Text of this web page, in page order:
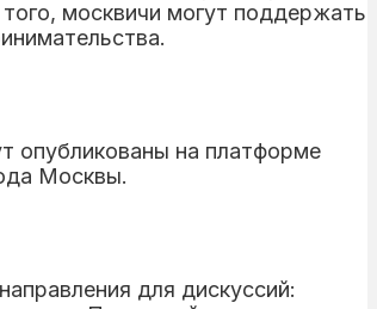
москвичи могут поддержать
опубликованы на платформе
Москвы.
для дискуссий: